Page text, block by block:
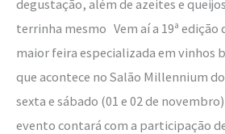
degustação, além de azeites e
terrinha mesmo Vem aí a 19ª edição
maior feira especializada em vinhos
que acontece no Salão Millennium do
sexta e sábado (01 e 02 de
evento contará com a participação